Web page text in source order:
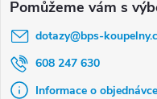
dotazy@bps-
608 247 630
Informace o objednávce